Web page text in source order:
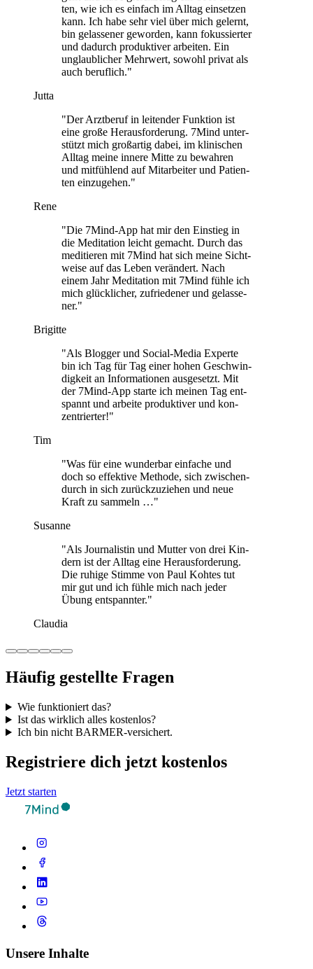
ten, wie ich es ein­fach im Alltag ein­set­zen
kann. Ich habe sehr viel über mich gelernt,
bin gelas­se­ner gewor­den, kann fokus­sier­ter
und dadurch pro­duk­ti­ver arbei­ten. Ein
unglaub­li­cher Mehr­wert, sowohl privat als
auch beruf­lich."
Jutta
"Der Arzt­be­ruf in lei­ten­der Funk­tion ist
eine große Her­aus­for­de­rung. 7Mind unter­
stützt mich groß­ar­tig dabei, im kli­ni­schen
Alltag meine innere Mitte zu bewah­ren
und mit­füh­lend auf Mit­ar­bei­ter und Pati­en­
ten ein­zu­ge­hen."
Rene
"Die 7Mind-App hat mir den Ein­stieg in
die Medi­ta­tion leicht gemacht. Durch das
medi­tie­ren mit 7Mind hat sich meine Sicht­
weise auf das Leben ver­än­dert. Nach
einem Jahr Medi­ta­tion mit 7Mind fühle ich
mich glück­li­cher, zufrie­de­ner und gelas­se­
ner."
Brigitte
"Als Blog­ger und Social-Media Experte
bin ich Tag für Tag einer hohen Geschwin­
dig­keit an Infor­ma­tio­nen aus­ge­setzt. Mit
der 7Mind-App starte ich meinen Tag ent­
spannt und arbeite pro­duk­ti­ver und kon­
zen­trier­ter!"
Tim
"Was für eine wun­der­bar ein­fa­che und
doch so effek­tive Methode, sich zwi­schen­
durch in sich zurück­zu­zie­hen und neue
Kraft zu sam­meln …"
Susanne
"Als Jour­na­lis­tin und Mutter von drei Kin­
dern ist der Alltag eine Her­aus­for­de­rung.
Die ruhige Stimme von Paul Kohtes tut
mir gut und ich fühle mich nach jeder
Übung ent­spann­ter."
Claudia
Häufig gestellte Fragen
Wie funktioniert das?
Ist das wirklich alles kostenlos?
Ich bin nicht BARMER-versichert.
Registriere dich jetzt kostenlos
Jetzt starten
Unsere Inhalte